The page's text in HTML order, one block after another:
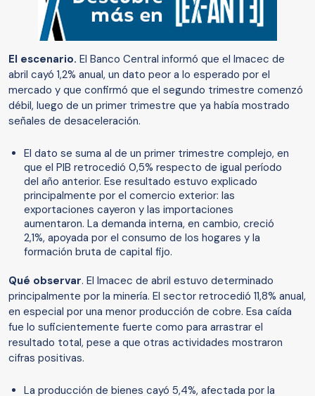
El escenario. El Banco Central informó que el Imacec de
abril cayó 1,2% anual, un dato peor a lo esperado por el
mercado y que confirmó que el segundo trimestre comenzó
débil, luego de un primer trimestre que ya había mostrado
señales de desaceleración.
El dato se suma al de un primer trimestre complejo, en
que el PIB retrocedió 0,5% respecto de igual período
del año anterior. Ese resultado estuvo explicado
principalmente por el comercio exterior: las
exportaciones cayeron y las importaciones
aumentaron. La demanda interna, en cambio, creció
2,1%, apoyada por el consumo de los hogares y la
formación bruta de capital fijo.
Qué observar. El Imacec de abril estuvo determinado
principalmente por la minería. El sector retrocedió 11,8% anual,
en especial por una menor producción de cobre. Esa caída
fue lo suficientemente fuerte como para arrastrar el
resultado total, pese a que otras actividades mostraron
cifras positivas.
La producción de bienes cayó 5,4%, afectada por la